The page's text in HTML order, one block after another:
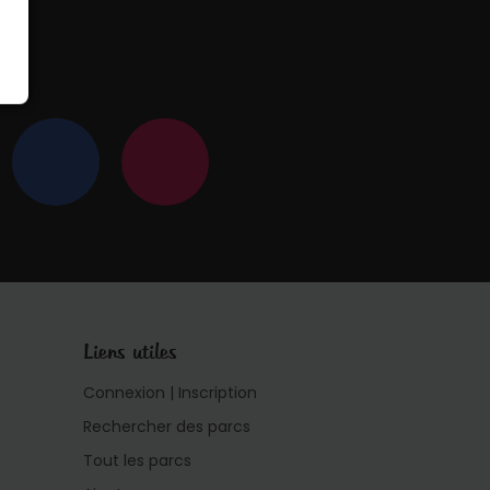
Liens utiles
Connexion | Inscription
Rechercher des parcs
Tout les parcs